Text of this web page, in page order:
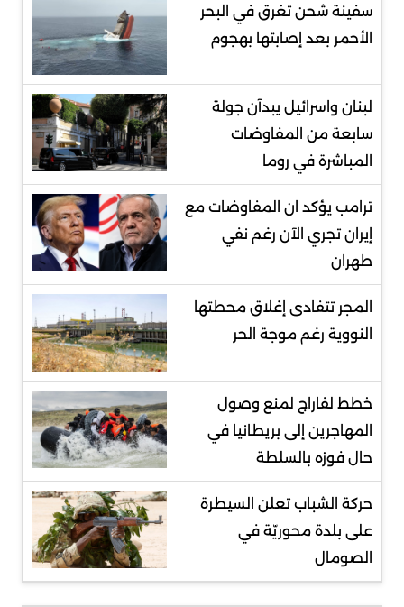
سفينة شحن تغرق في البحر
الأحمر بعد إصابتها بهجوم
لبنان واسرائيل يبدآن جولة
سابعة من المفاوضات
المباشرة في روما
ترامب يؤكد ان المفاوضات مع
إيران تجري الآن رغم نفي
طهران
المجر تتفادى إغلاق محطتها
النووية رغم موجة الحر
خطط لفاراج لمنع وصول
المهاجرين إلى بريطانيا في
حال فوزه بالسلطة
حركة الشباب تعلن السيطرة
على بلدة محوريّة في
الصومال